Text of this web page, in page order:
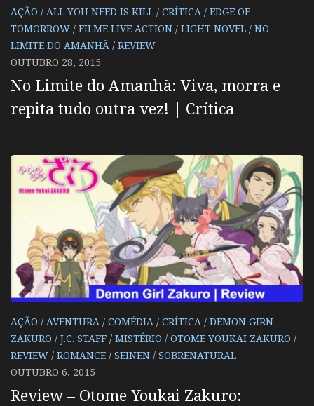
AÇÃO / ALL YOU NEED IS KILL / CRÍTICA / EDGE OF
TOMORROW / FILME LIVE ACTION / LIGHT NOVEL / NO
LIMITE DO AMANHÃ / REVIEW
OUTUBRO 28, 2015
No Limite do Amanhã: Viva, morra e
repita tudo outra vez! | Crítica
AÇÃO / AVENTURA / COMÉDIA / CRÍTICA / DEMON GIRN
ZAKURO / J.C. STAFF / MISTÉRIO / OTOME YOUKAI ZAKURO /
REVIEW / ROMANCE / SEINEN / SOBRENATURAL
OUTUBRO 6, 2015
Review – Otome Youkai Zakuro: